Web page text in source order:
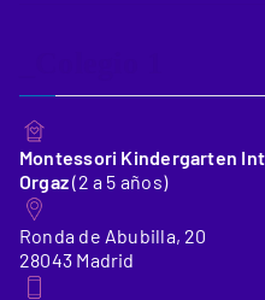
Montessori Kindergarten
Orgaz(2 a 5 años)
Ronda de Abubilla, 20
28043 Madrid